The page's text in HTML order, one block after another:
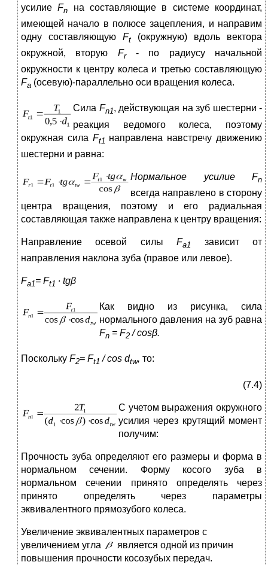
усилиеFn на составляющие в системе координат,
имеющей начало в полюсе зацепления, и направим
одну составляющую Ft (окружную) вдоль вектора
окружной, вторую Fr- по радиусу начальной
окружности к центру колеса и третью составляющую
Fа (осевую)-параллельно оси вращения колеса.
Сила Fn1, действующая на зуб шестерни -
реакция ведомого колеса, поэтому
окружная сила Ft1 направлена навстречу движению
шестерни и равна:
Нормальное усилие Fn
всегда направлено в сторону
центра вращения, поэтому и его радиальная
составляющая также направлена к центру вращения:
Направление осевой силыFa1
зависит от
направления наклона зуба (правое или левое).
Fa1= Ft1 ∙ tgβ
Как видно из рисунка, сила
нормального давления на зуб равна
Fn = F2/cosβ.
Поскольку F2= Ft1/cos dtw, то:
(7.4)
С учетом выражения окружного
усилия через крутящий момент
получим:
Прочность зуба определяют его размеры и форма в
нормальном сечении. Форму косого зуба в
нормальном сечении принято определять через
принято определять через параметры
эквивалентного прямозубого колеса.
Увеличение эквивалентных параметров с
увеличением угла
является одной из причин
повышения прочности косозубых передач.